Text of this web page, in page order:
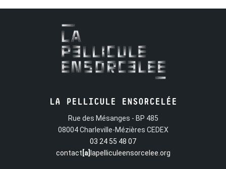
LA PELLICULE ENSORCELÉE
Rue des Mésanges - BP 485
08004 Charleville-Mézières CEDEX
03 24 55 48 07
contact [a] lapelliculeensorcelee.org